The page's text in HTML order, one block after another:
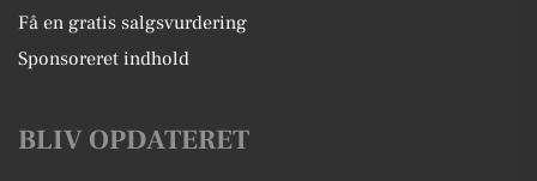
Få en gratis salgsvurdering
Sponsoreret indhold
BLIV OPDATERET